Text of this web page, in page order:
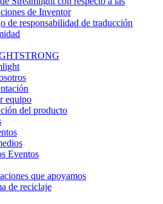
de Inventor
de responsabilidad de traducción
equipo
del producto
Eventos
que apoyamos
de reciclaje